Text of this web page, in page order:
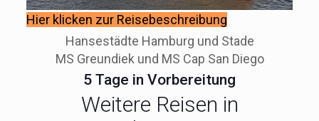
Hier klicken zur Reisebeschreibung
Hansestädte Hamburg und Stade
MS Greundiek und MS Cap San Diego
5 Tage in Vorbereitung
Weitere Reisen in